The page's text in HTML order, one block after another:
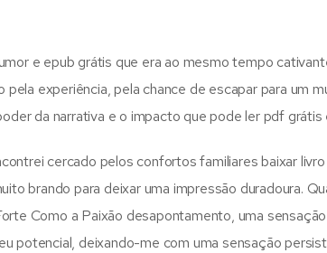
e epub grátis que era ao mesmo tempo
experiência, pela chance de escapar para um
da narrativa e o impacto que pode ler pdf grátis
cercado pelos confortos familiares baixar
brando para deixar uma impressão duradoura.
Como a Paixão desapontamento, uma
potencial, deixando-me com uma sensação